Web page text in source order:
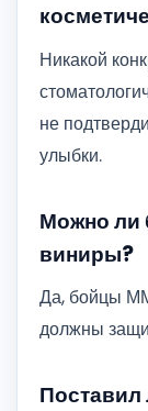
Никакой
не
улыбки.
Можно ли
виниры?
Да, бойцы
должны
Поставил